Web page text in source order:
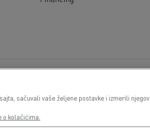
sačuvali vaše željene postavke i izmerili
o kolačićima.